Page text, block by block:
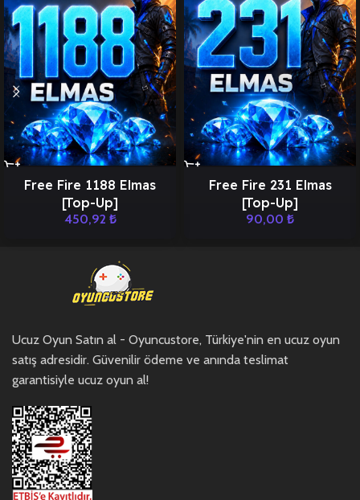
Free Fire 1188 Elmas
[Top-Up]
450,92 ₺
Free Fire 231 Elmas
[Top-Up]
90,00 ₺
Ucuz Oyun Satın al - Oyuncustore, Türkiye'nin en ucuz oyun
satış adresidir. Güvenilir ödeme ve anında teslimat
garantisiyle ucuz oyun al!